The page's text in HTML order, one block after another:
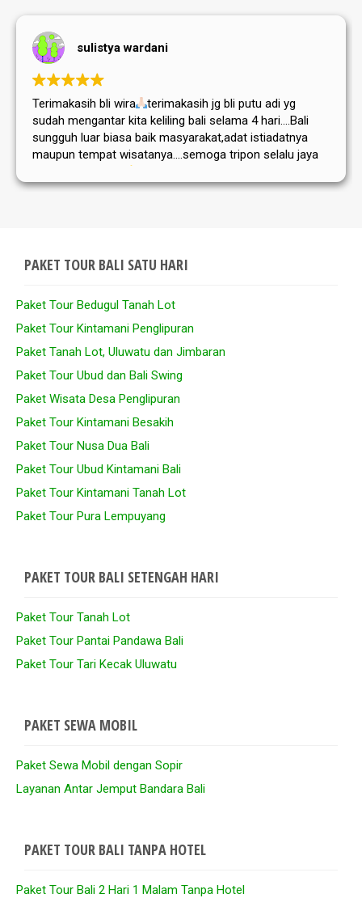
sulistya wardani
Terimakasih bli wira
terimakasih jg bli putu adi yg
sudah mengantar kita keliling bali selama 4 hari....Bali
sungguh luar biasa baik masyarakat,adat istiadatnya
maupun tempat wisatanya....semoga tripon selalu jaya
PAKET TOUR BALI SATU HARI
Paket Tour Bedugul Tanah Lot
Paket Tour Kintamani Penglipuran
Paket Tanah Lot, Uluwatu dan Jimbaran
Paket Tour Ubud dan Bali Swing
Paket Wisata Desa Penglipuran
Paket Tour Kintamani Besakih
Paket Tour Nusa Dua Bali
Paket Tour Ubud Kintamani Bali
Paket Tour Kintamani Tanah Lot
Paket Tour Pura Lempuyang
PAKET TOUR BALI SETENGAH HARI
Paket Tour Tanah Lot
Paket Tour Pantai Pandawa Bali
Paket Tour Tari Kecak Uluwatu
PAKET SEWA MOBIL
Paket Sewa Mobil dengan Sopir
Layanan Antar Jemput Bandara Bali
PAKET TOUR BALI TANPA HOTEL
Paket Tour Bali 2 Hari 1 Malam Tanpa Hotel